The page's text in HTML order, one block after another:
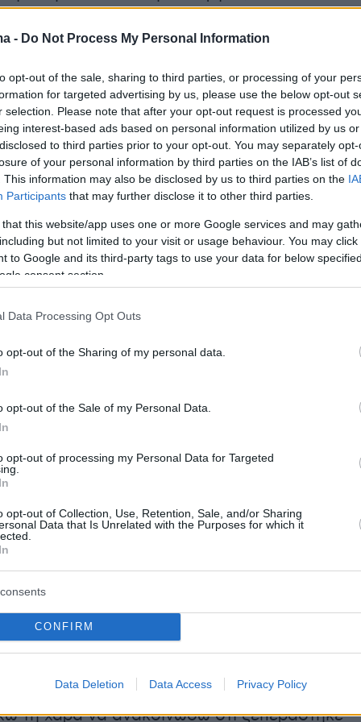
- Do Not Process My Personal Information
opt-out of the sale, sharing to third parties, or processing of your
for targeted advertising by us, please use the below opt-out
selection. Please note that after your opt-out request is processed
interest-based ads based on personal information utilized by us
to third parties prior to your opt-out. You may separately
of your personal information by third parties on the IAB’s list of
This information may also be disclosed by us to third parties on the
Participants that may further disclose it to other third parties.
that this website/app uses one or more Google services and may
but not limited to your visit or usage behaviour. You may
to Google and its third-party tags to use your data for below
consent section.
Data Processing Opt Outs
opt-out of the Sharing of my personal data.
opt-out of the Sale of my Personal Data.
opt-out of processing my Personal Data for Targeted
opt-out of Collection, Use, Retention, Sale, and/or Sharing
Data that Is Unrelated with the Purposes for which it
CONFIRM
Data Deletion Data Access Privacy Policy
Ελληνικής Γυμναστικής Ομοσπονδίας, η
θα αποκτήσει νέες, σύγχρονες αθλητικές
στο Υπόστεγο Β (Hangar B) του Ελληνικού.
των εργασιών σε 15 μήνες, έχει
φιλοξενία των αθλητών αφενός της
στο ΟΑΚΑ και αφετέρου της ρυθμικής
Tae Kwon Do για τους επόμενους μήνες
στο Ποδηλατοδρόμιο του ΟΑΚΑ. Παράλληλα,
της Κυβέρνησης σημείωσε την πρόοδο που
στις συζητήσεις μεταξύ της LAMDA, της
Περιφέρειας Αττικής και του ΣΕΓΑΣ για τη
της κυβέρνησης, δήλωσε: «Η μεγάλη
δεν είναι πια θεωρία, δεν είναι καν
οι πρώτοι ένοικοι, οι πρώτοι κάτοικοι θα
εδώ στα διάφορα οικήματα, που θα έχουν
Προηγουμένως όμως, θα έχει
μεγάλο αθλητικό κέντρο του Ελληνικού, ήδη
προς χρήση από το κοινό και τον
να προχωρήσει αυτή η μεγάλη
κάθε εμπόδιο, πάντοτε με
στους νόμους, στο περιβάλλον, στα
τη χαρά να ανακοινώσω ότι ξεπεράστηκε